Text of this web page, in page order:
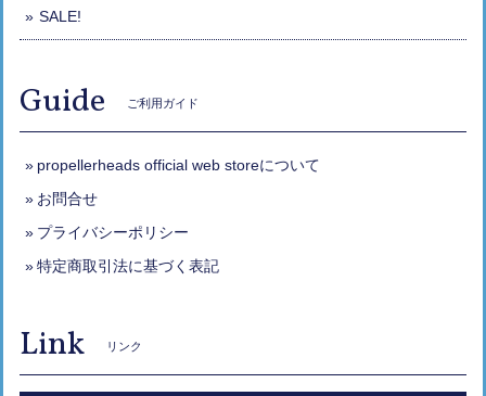
SALE!
Guide ご利用ガイド
propellerheads official web storeについて
お問合せ
プライバシーポリシー
特定商取引法に基づく表記
Link リンク